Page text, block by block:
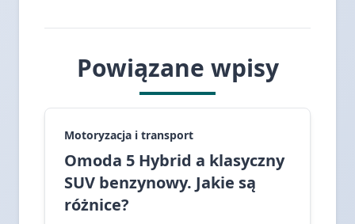
Powiązane wpisy
Motoryzacja i transport
Omoda 5 Hybrid a klasyczny
SUV benzynowy. Jakie są
różnice?